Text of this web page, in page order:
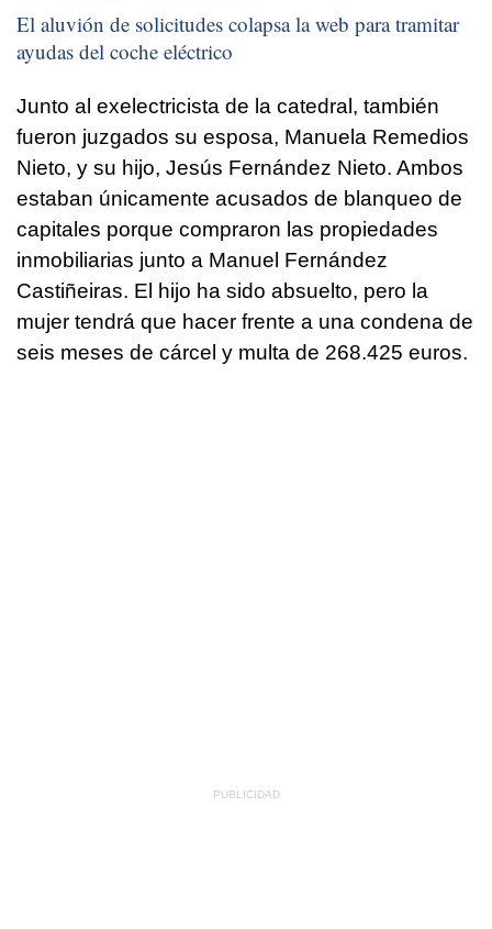
El aluvión de solicitudes colapsa la web para tramitar
ayudas del coche eléctrico
Junto al exelectricista de la catedral, también
fueron juzgados su esposa, Manuela Remedios
Nieto, y su hijo, Jesús Fernández Nieto. Ambos
estaban únicamente acusados de blanqueo de
capitales porque compraron las propiedades
inmobiliarias junto a Manuel Fernández
Castiñeiras. El hijo ha sido absuelto, pero la
mujer tendrá que hacer frente a una condena de
seis meses de cárcel y multa de 268.425 euros.